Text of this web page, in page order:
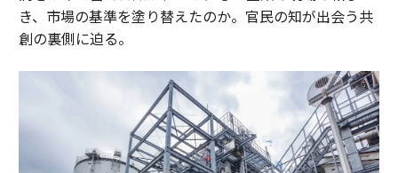
き、市場の基準を塗り替えたのか。官民の知が出会う共
創の裏側に迫る。